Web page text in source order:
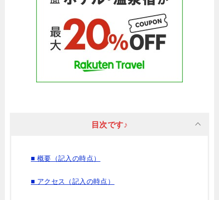
目次です♪
■ 概要（記入の時点）
■ アクセス（記入の時点）